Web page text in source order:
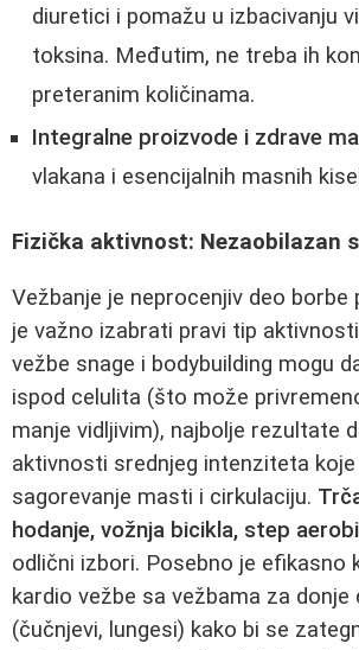
diuretici i pomažu u izbacivanju
toksina. Međutim, ne treba ih
preteranim količinama.
Integralne proizvode i zdrave
vlakana i esencijalnih masnih
Fizička aktivnost: Nezaobilazan
Vežbanje je neprocenjiv deo borbe
je važno izabrati pravi tip
vežbe snage i bodybuilding mogu
ispod celulita (što može
manje vidljivim), najbolje rezultate
aktivnosti srednjeg intenziteta
sagorevanje masti i cirkulaciju.
hodanje, vožnja bicikla, step
odlični izbori. Posebno je efikasno
kardio vežbe sa vežbama za donje
(čučnjevi, lungesi) kako bi se